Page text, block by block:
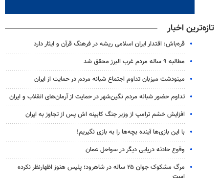
تازه‌ترین اخبار
قره‌باش: اقتدار ایران اسلامی ریشه در فرهنگ قرآن و ایثار دارد
مطالبه ۹ ساله مردم غرب البرز محقق شد
مینودشت میزبان تداوم اجتماع شبانه مردم در حمایت از ایران
تداوم حضور شبانه مردم نگین‌شهر در حمایت از آرمان‌های انقلاب و ایران
افزایش خشم ترامپ از وزیر جنگ کابینه اش پس از تجاوز به ایران
با این بازی‌ها آینده بچه‌ها را به بازی نگیریم!
وقوع حادثه دریایی دیگر در سواحل عمان
مرگ مشکوک جوان ۲۵ ساله در شاهرود؛ پلیس هنوز اظهارنظر نکرده
است